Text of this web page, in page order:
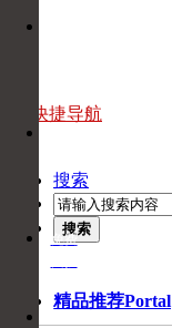
官
条
免费
快捷导航
搜索
搜索
精品推荐Portal